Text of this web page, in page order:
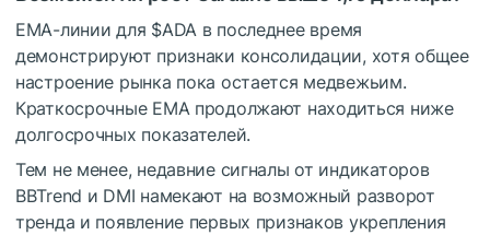
EMA-линии для $ADA в последнее время
демонстрируют признаки консолидации, хотя общее
настроение рынка пока остается медвежьим.
Краткосрочные EMA продолжают находиться ниже
долгосрочных показателей.
Тем не менее, недавние сигналы от индикаторов
BBTrend и DMI намекают на возможный разворот
тренда и появление первых признаков укрепления